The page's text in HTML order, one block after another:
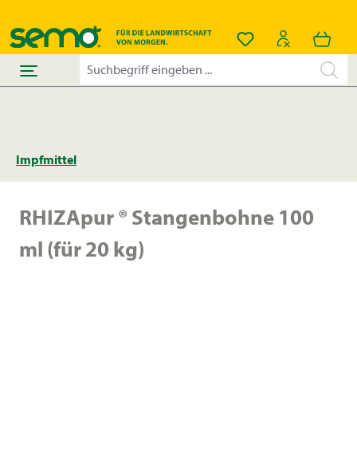
Du hast 0
Impfmittel
RHIZApur ® Stangenbohne 100
ml (für 20 kg)